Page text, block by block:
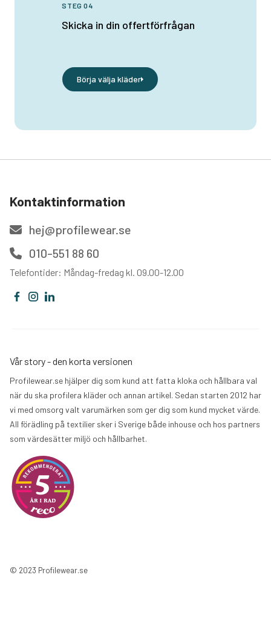
STEG 04
Skicka in din offertförfrågan
Börja välja kläder
Kontaktinformation
hej@profilewear.se
010-551 88 60
Telefontider: Måndag-fredag kl. 09.00-12.00
Vår story - den korta versionen
Profilewear.se hjälper dig som kund att fatta kloka och hållbara val
när du ska profilera kläder och annan artikel. Sedan starten 2012 har
vi med omsorg valt varumärken som ger dig som kund mycket värde.
All förädling på textilier sker i Sverige både inhouse och hos partners
som värdesätter miljö och hållbarhet.
© 2023 Profilewear.se